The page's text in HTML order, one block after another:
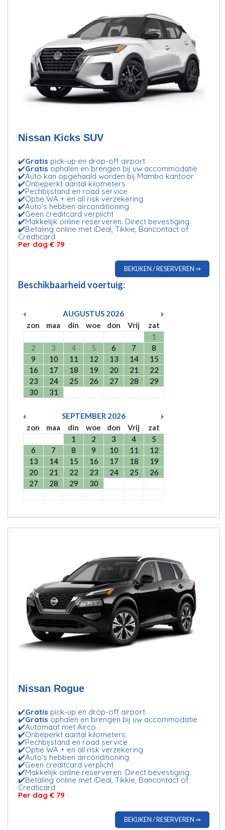
Nissan Kicks SUV
✔️Gratis pick-up en drop-off airport
✔️Gratis ophalen en brengen bij uw accommodatie
✔️Auto kan opgehaald worden bij Mambo kantoor
✔️Onbeperkt aantal kilometers
✔️Pechbijstand en road service
✔️Optie WA + en all risk verzekering
✔️Auto's hebben airconditioning
✔️Geen creditcard verplicht
✔️Makkelijk online reserveren. Direct bevestiging.
✔️Betaling online met iDeal, Tikkie, Bancontact of
Credticard
Per dag € 79
BEKIJKEN / RESERVEREN ⇒
Beschikbaarheid voertuig:
AUGUSTUS 2026
zon
maa din woe don Vrij
zat
1
2
3 4 5 6 7
8
9
10 11 12 13 14
15
16
17 18 19 20 21
22
23
24 25 26 27 28
29
30
31
SEPTEMBER 2026
zon
maa din woe don Vrij
zat
1
2 3 4
5
6
7 8 9 10 11
12
13
14 15 16 17 18
19
20
21 22 23 24 25
26
27
28 29 30
Nissan Rogue
✔️Gratis pick-up en drop-off airport
✔️Gratis ophalen en brengen bij uw accommodatie
✔️Automaat met Airco
✔️Onbeperkt aantal kilometers
✔️Pechbijstand en road service
✔️Optie WA + en all risk verzekering
✔️Auto's hebben airconditioning
✔️Geen creditcard verplicht
✔️Makkelijk online reserveren. Direct bevestiging.
✔️Betaling online met iDeal, Tikkie, Bancontact of
Credticard
Per dag € 79
BEKIJKEN / RESERVEREN ⇒